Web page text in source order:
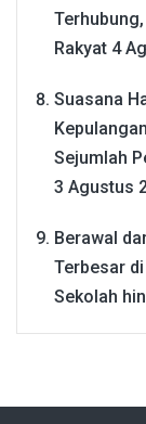
Rakyat 4
Suasana
Sejumlah
3 Agustus
Berawal
Terbesar
Sekolah